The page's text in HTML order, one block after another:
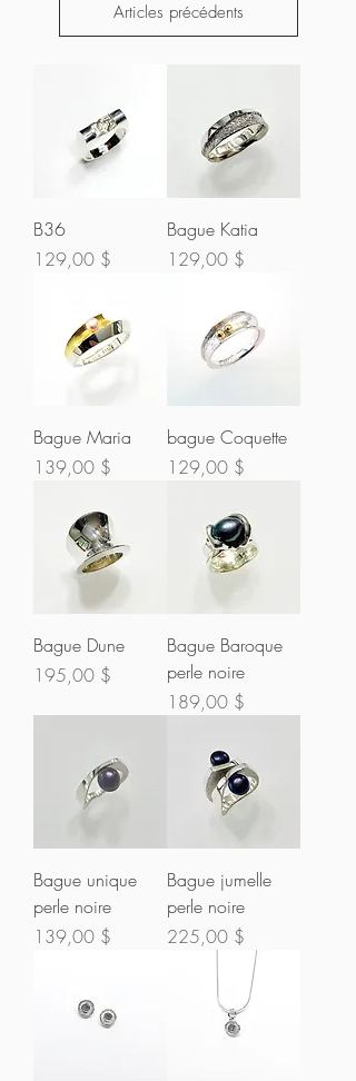
Articles précédents
B36
Prix
129,00 $
Bague Katia
Prix
129,00 $
Bague Maria
Prix
139,00 $
bague Coquette
Prix
129,00 $
Bague Dune
Prix
195,00 $
Bague Baroque
perle noire
Prix
189,00 $
Bague unique
perle noire
Prix
139,00 $
Bague jumelle
perle noire
Prix
225,00 $